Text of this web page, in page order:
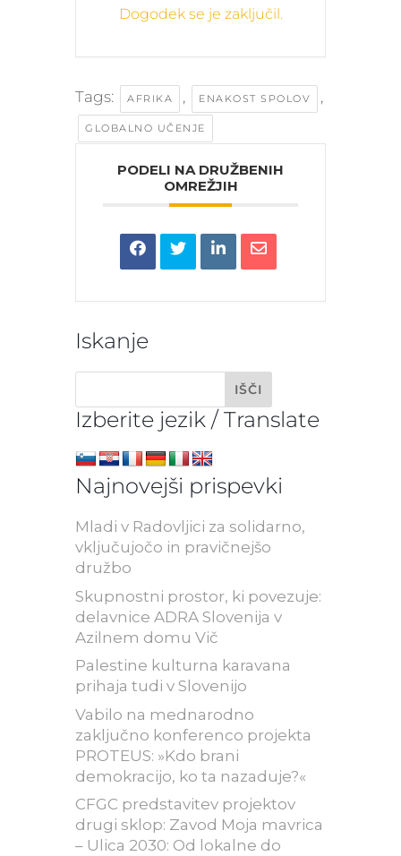
Dogodek se je zaključil.
Tags: AFRIKA , ENAKOST SPOLOV ,
GLOBALNO UČENJE
PODELI NA DRUŽBENIH
OMREŽJIH
Iskanje
Izberite jezik / Translate
Najnovejši prispevki
Mladi v Radovljici za solidarno,
vključujočo in pravičnejšo
družbo
Skupnostni prostor, ki povezuje:
delavnice ADRA Slovenija v
Azilnem domu Vič
Palestine kulturna karavana
prihaja tudi v Slovenijo
Vabilo na mednarodno
zaključno konferenco projekta
PROTEUS: »Kdo brani
demokracijo, ko ta nazaduje?«
CFGC predstavitev projektov
drugi sklop: Zavod Moja mavrica
– Ulica 2030: Od lokalne do